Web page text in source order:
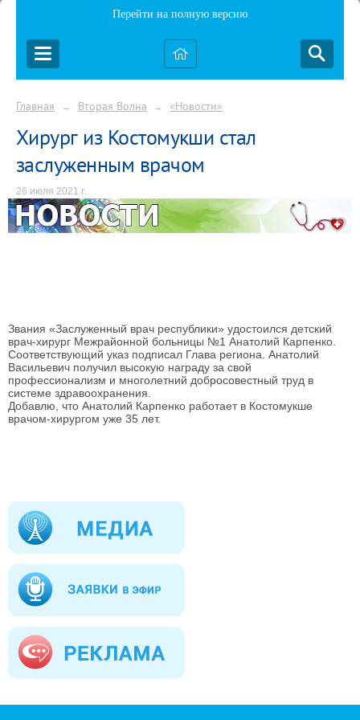
Перейти на полную версию
Главная → Вторая Волна → «Новости»
Хирург из Костомукши стал
заслуженным врачом
26 июля 2021 г.
Звания «Заслуженный врач республики» удостоился детский
врач-хирург Межрайонной больницы №1 Анатолий Карпенко.
Соответствующий указ подписал Глава региона. Анатолий
Васильевич получил высокую награду за свой
профессионализм и многолетний добросовестный труд в
системе здравоохранения.
Добавлю, что Анатолий Карпенко работает в Костомукше
врачом-хирургом уже 35 лет.